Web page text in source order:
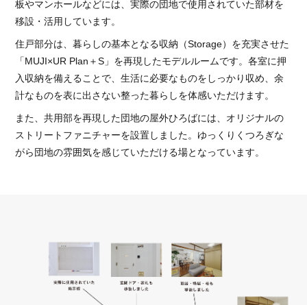
板やマンホールなどには、実際の団地で使用されていた部材を
移設・活用しています。
住戸部分は、暮らしの基本となる収納（Storage）を充実させた
「MUJI×UR Plan＋S」を再現したモデルルームです。各室に押
入収納を備えることで、生活に必要なものをしっかり収め、余
計なものを表に出さない整った暮らしを体感いただけます。
また、共用部を再現した団地の屋外ひろばには、オリジナルの
ストリートファニチャーを設置しました。ゆっくりくつろぎな
がら団地の雰囲気を感じていただける場となっています。